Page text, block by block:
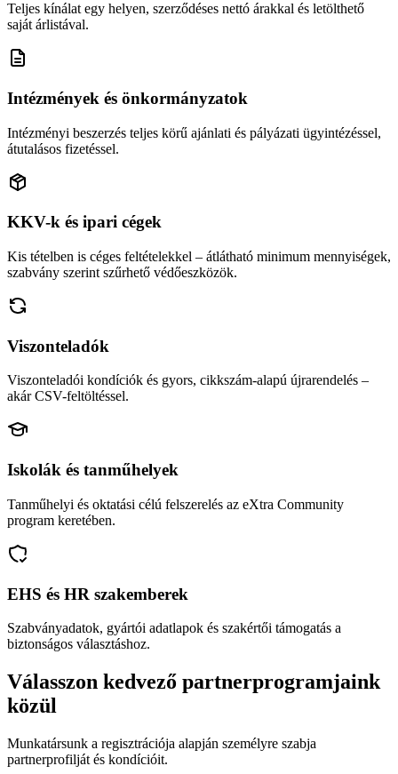
Teljes kínálat egy helyen, szerződéses nettó árakkal és letölthető
saját árlistával.
Intézmények és önkormányzatok
Intézményi beszerzés teljes körű ajánlati és pályázati ügyintézéssel,
átutalásos fizetéssel.
KKV-k és ipari cégek
Kis tételben is céges feltételekkel – átlátható minimum mennyiségek,
szabvány szerint szűrhető védőeszközök.
Viszonteladók
Viszonteladói kondíciók és gyors, cikkszám-alapú újrarendelés –
akár CSV-feltöltéssel.
Iskolák és tanműhelyek
Tanműhelyi és oktatási célú felszerelés az eXtra Community
program keretében.
EHS és HR szakemberek
Szabványadatok, gyártói adatlapok és szakértői támogatás a
biztonságos választáshoz.
Válasszon kedvező partnerprogramjaink
közül
Munkatársunk a regisztrációja alapján személyre szabja
partnerprofilját és kondícióit.